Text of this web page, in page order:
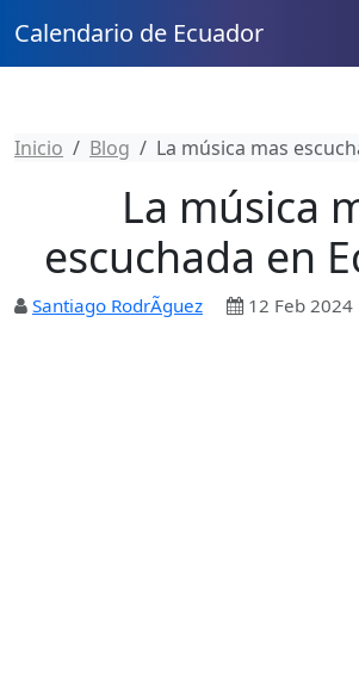
Calendario de Ecuador
Inicio Blog La música mas
La música
escuchada en
Santiago RodrÃ­guez 12 Feb 2024